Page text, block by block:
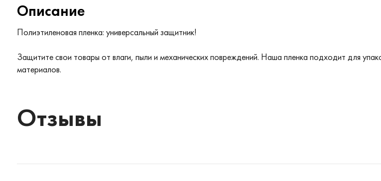
Описание
Полиэтиленовая пленка: универсальный защитник! ️
Защитите свои товары от влаги, пыли и механических повреждений. Наша пленка подходит для
материалов.
Отзывы